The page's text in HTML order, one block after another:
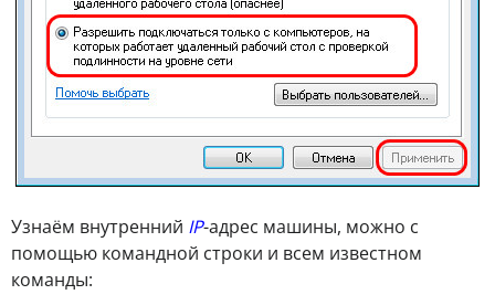
Узнаём внутренний IP-адрес машины, можно с
помощью командной строки и всем известном
команды: